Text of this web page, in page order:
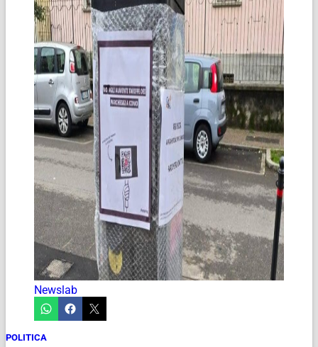
Newslab
POLITICA